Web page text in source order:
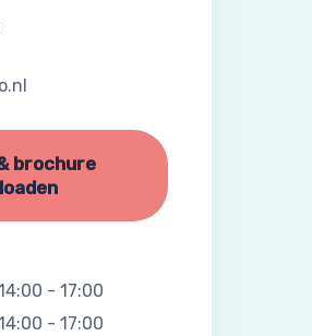
brochure
- 17:00
- 17:00